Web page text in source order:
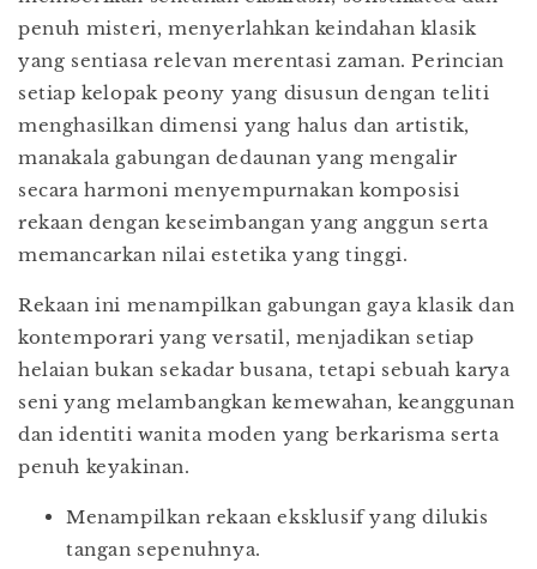
penuh misteri, menyerlahkan keindahan klasik
yang sentiasa relevan merentasi zaman. Perincian
setiap kelopak peony yang disusun dengan teliti
menghasilkan dimensi yang halus dan artistik,
manakala gabungan dedaunan yang mengalir
secara harmoni menyempurnakan komposisi
rekaan dengan keseimbangan yang anggun serta
memancarkan nilai estetika yang tinggi.
Rekaan ini menampilkan gabungan gaya klasik dan
kontemporari yang versatil, menjadikan setiap
helaian bukan sekadar busana, tetapi sebuah karya
seni yang melambangkan kemewahan, keanggunan
dan identiti wanita moden yang berkarisma serta
penuh keyakinan.
Menampilkan rekaan eksklusif yang dilukis
tangan sepenuhnya.